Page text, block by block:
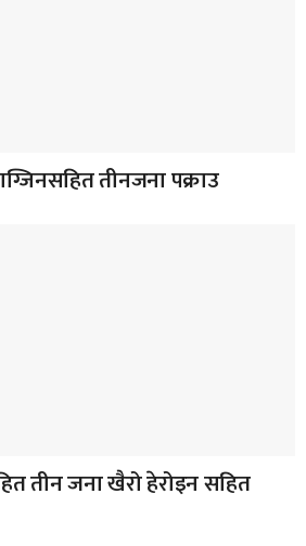
तीनजना पक्राउ
तीन जना खैरो हेरोइन सहित